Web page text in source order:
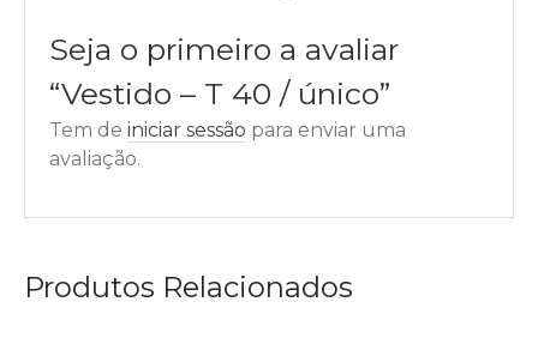
Seja o primeiro a avaliar
“Vestido – T 40 / único”
Tem de iniciar sessão para enviar uma
avaliação.
Produtos Relacionados